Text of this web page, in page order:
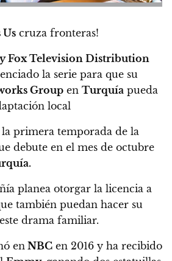
Us cruza fronteras!
Fox Television Distribution
la serie para que su
Group en Turquía pueda
local
primera temporada de la
debute en el mes de octubre
planea otorgar la licencia a
también puedan hacer su
drama familiar.
enNBC en 2016 y ha recibido